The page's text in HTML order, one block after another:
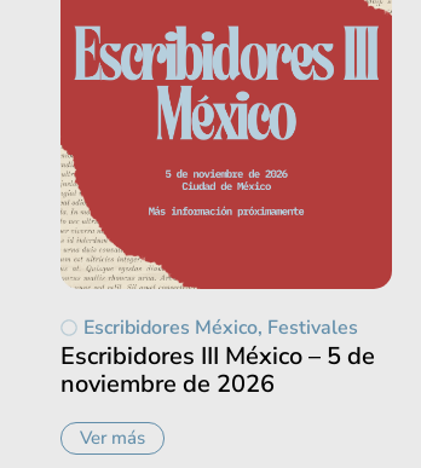
Escribidores México, Festivales
Escribidores III México – 5 de
noviembre de 2026
Ver más